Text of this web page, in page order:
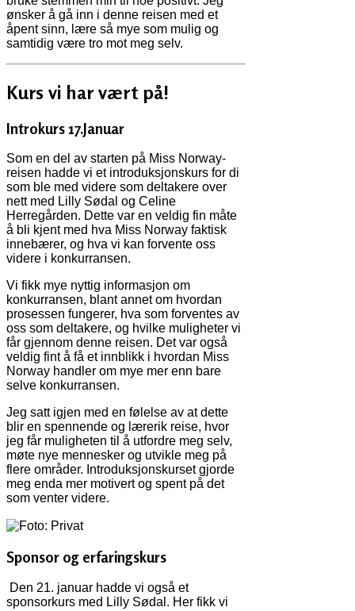
ønsker å gå inn i denne reisen med et
åpent sinn, lære så mye som mulig og
samtidig være tro mot meg selv.
Kurs vi har vært på!
Introkurs 17.Januar
Som en del av starten på Miss Norway-
reisen hadde vi et introduksjonskurs for di
som ble med videre som deltakere over
nett med Lilly Sødal og Celine
Herregården. Dette var en veldig fin måte
å bli kjent med hva Miss Norway faktisk
innebærer, og hva vi kan forvente oss
videre i konkurransen.
Vi fikk mye nyttig informasjon om
konkurransen, blant annet om hvordan
prosessen fungerer, hva som forventes av
oss som deltakere, og hvilke muligheter vi
får gjennom denne reisen. Det var også
veldig fint å få et innblikk i hvordan Miss
Norway handler om mye mer enn bare
selve konkurransen.
Jeg satt igjen med en følelse av at dette
blir en spennende og lærerik reise, hvor
jeg får muligheten til å utfordre meg selv,
møte nye mennesker og utvikle meg på
flere områder. Introduksjonskurset gjorde
meg enda mer motivert og spent på det
som venter videre.
Sponsor og erfaringskurs
Den 21. januar hadde vi også et
sponsorkurs med Lilly Sødal. Her fikk vi